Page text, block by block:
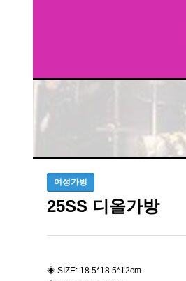
여성가방
25SS 디올가방
◈ ​SIZE: 18.5*18.5*12cm